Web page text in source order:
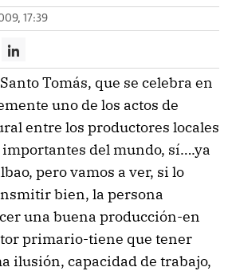
17:39
Tomás, que se celebra en
uno de los actos de
entre los productores locales
del mundo, sí….ya
pero vamos a ver, si lo
bien, la persona
una buena producción-en
primario-tiene que tener
ilusión, capacidad de trabajo,